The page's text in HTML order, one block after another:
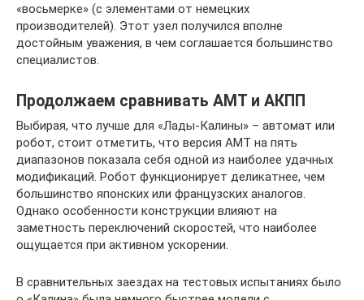
«восьмерке» (с элементами от немецких
производителей). Этот узел получился вполне
достойным уважения, в чем соглашается большинство
специалистов.
Продолжаем сравнивать АМТ и АКПП
Выбирая, что лучше для «Лады-Калины» – автомат или
робот, стоит отметить, что версия АМТ на пять
диапазонов показала себя одной из наиболее удачных
модификаций. Робот функционирует деликатнее, чем
большинство японских или французских аналогов.
Однако особенности конструкции влияют на
заметность переключений скоростей, что наиболее
ощущается при активном ускорении.
В сравнительных заездах на тестовых испытаниях было